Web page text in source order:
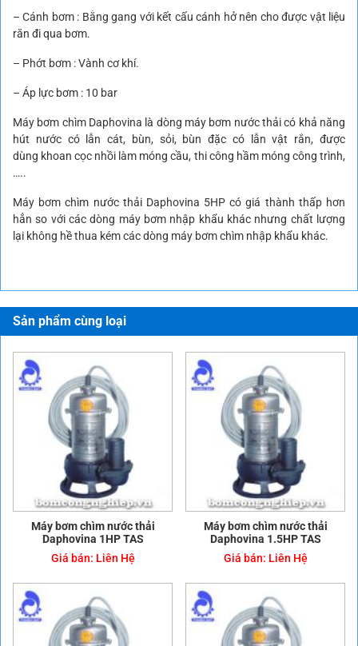
– Cánh bơm : Bằng gang với kết cấu cánh hở nên cho được vật liệu
răn đi qua bơm.
– Phớt bơm : Vành cơ khí.
– Áp lực bơm : 10 bar
Máy bơm chìm Daphovina là dòng máy bơm nước thải có khả năng
hút nước có lẫn cát, bùn, sỏi, bùn đặc có lẫn vật rắn, được
dùng khoan cọc nhồi làm móng cầu, thi công hầm móng công trình,
…..
Máy bơm chìm nước thải Daphovina 5HP có giá thành thấp hơn
hẳn so với các dòng máy bơm nhập khẩu khác nhưng chất lượng
lại không hề thua kém các dòng máy bơm chìm nhập khẩu khác.
Sản phẩm cùng loại
Máy bơm chìm nước thải
Daphovina 1HP TAS
Giá bán: Liên Hệ
Máy bơm chìm nước thải
Daphovina 1.5HP TAS
Giá bán: Liên Hệ